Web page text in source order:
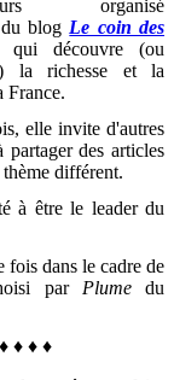
organisé
du blog Le coin des
qui découvre (ou
la richesse et la
France.
elle invite d'autres
partager des articles
différent.
à être le leader du
dans le cadre de
par Plumedu
♦ ♦ ♦ ♦